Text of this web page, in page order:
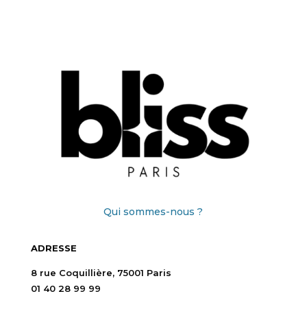
Qui sommes-nous ?
ADRESSE
8 rue Coquillière, 75001 Paris
01 40 28 99 99